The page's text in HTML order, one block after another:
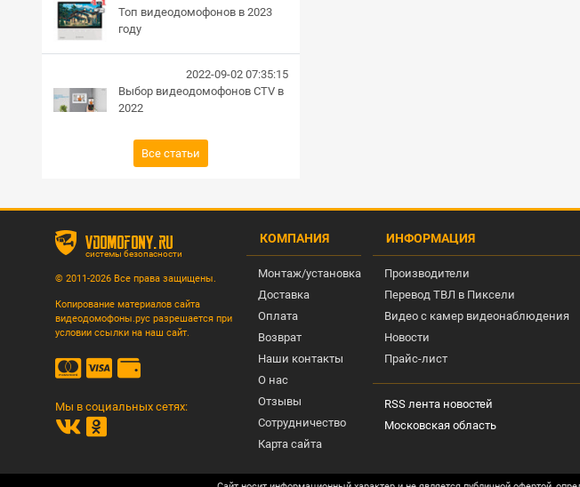
Топ видеодомофонов в 2023
году
2022-09-02 07:35:15
Выбор видеодомофонов CTV в
2022
Все статьи
vdomofony.ru
системы безопасности
© 2011-2026 Все права защищены.
Копирование материалов сайта
видеодомофоны.рус разрешается при
условии ссылки на наш сайт.
Мы в социальных сетях:
КОМПАНИЯ
Монтаж/установка
Доставка
Оплата
Возврат
Наши контакты
О нас
Отзывы
Сотрудничество
Карта сайта
ИНФОРМАЦИЯ
Производители
Перевод ТВЛ в Пиксели
Видео с камер видеонаблюдения
Новости
Прайс-лист
RSS лента новостей
Московская область